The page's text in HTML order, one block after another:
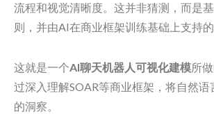
流程和视觉清晰度。这并非猜测，而是
则，并由AI在商业框架训练基础上支持的
这就是一个AI聊天机器人可视化建模所
过深入理解SOAR等商业框架，将自然
的洞察。